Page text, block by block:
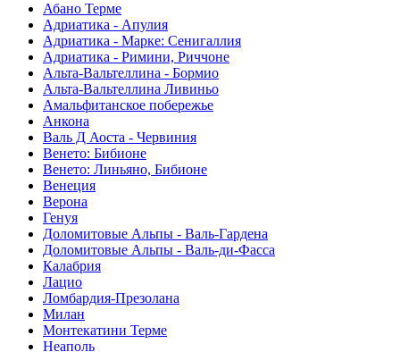
Абано Терме
Адриатика - Апулия
Адриатика - Марке: Сенигаллия
Адриатика - Римини, Риччоне
Альта-Вальтеллина - Бормио
Альта-Вальтеллина Ливиньо
Амальфитанское побережье
Анкона
Валь Д Аоста - Червиния
Венето: Бибионе
Венето: Линьяно, Бибионе
Венеция
Верона
Генуя
Доломитовые Альпы - Валь-Гардена
Доломитовые Альпы - Валь-ди-Фасса
Калабрия
Лацио
Ломбардия-Презолана
Милан
Монтекатини Терме
Неаполь